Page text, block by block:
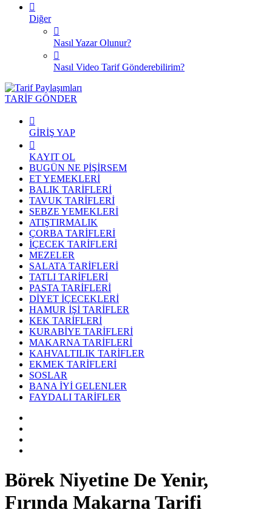
Diğer
Nasıl Yazar Olunur?
Nasıl Video Tarif Gönderebilirim?
TARİF GÖNDER
GİRİŞ YAP
KAYIT OL
BUGÜN NE PİŞİRSEM
ET YEMEKLERİ
BALIK TARİFLERİ
TAVUK TARİFLERİ
SEBZE YEMEKLERİ
ATIŞTIRMALIK
ÇORBA TARİFLERİ
İÇECEK TARİFLERİ
MEZELER
SALATA TARİFLERİ
TATLI TARİFLERİ
PASTA TARİFLERİ
DİYET İÇECEKLERİ
HAMUR İŞİ TARİFLER
KEK TARİFLERİ
KURABİYE TARİFLERİ
MAKARNA TARİFLERİ
KAHVALTILIK TARİFLER
EKMEK TARİFLERİ
SOSLAR
BANA İYİ GELENLER
FAYDALI TARİFLER
Börek Niyetine De Yenir,
Fırında Makarna Tarifi